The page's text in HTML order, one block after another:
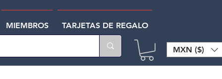
MIEMBROS TARJETAS DE REGALO
MXN ($)